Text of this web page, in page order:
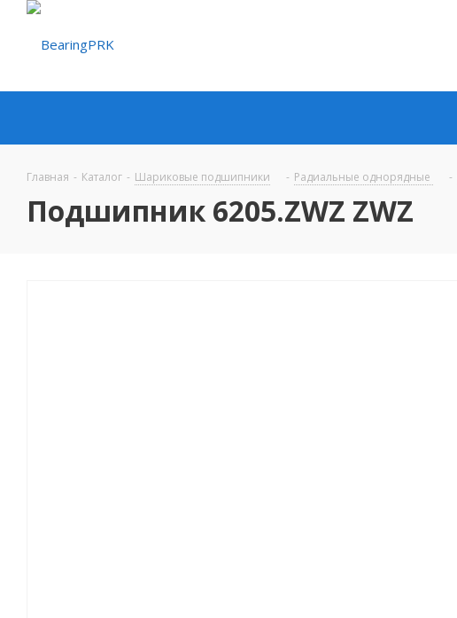
Главная - Каталог - Шариковые подшипники - Радиальные однорядные -
Подшипник 6205.ZWZ ZWZ